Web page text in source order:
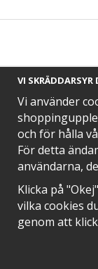
VI SKRÄDDARSYR
Vi använder
och för hålla
För detta
användarna,
Klicka på
vilka cookies
genom att